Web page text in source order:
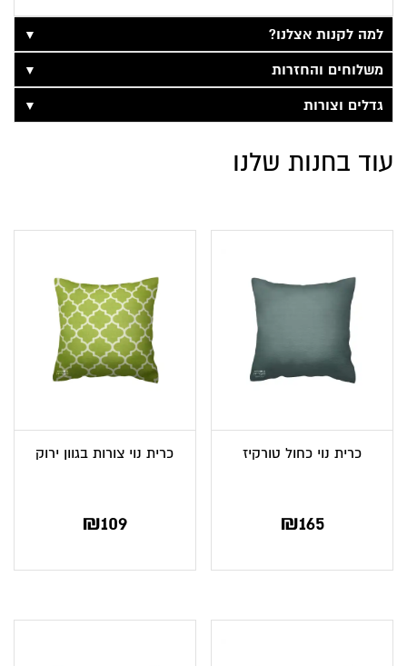
למה לקנות אצלנו?
▼
משלוחים והחזרות
▼
גדלים וצורות
▼
עוד בחנות שלנו
כרית נוי כחול טורקיז
₪165
כרית נוי צורות בגוון ירוק
₪109